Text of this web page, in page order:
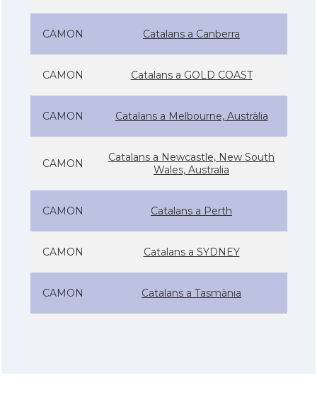
CAMON Catalans a Canberra
CAMON Catalans a GOLD COAST
CAMON Catalans a Melbourne, Austràlia
CAMON
Catalans a Newcastle, New South
Wales, Australia
CAMON Catalans a Perth
CAMON Catalans a SYDNEY
CAMON Catalans a Tasmània